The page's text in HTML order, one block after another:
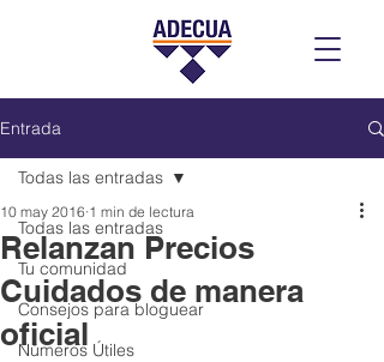
Entrada
Todas las entradas
Tu comunidad
Consejos para bloguear
Números Útiles
Todas las entradas
Relanzan Precios
Cuidados de manera
oficial
10 may 2016 1 min de lectura